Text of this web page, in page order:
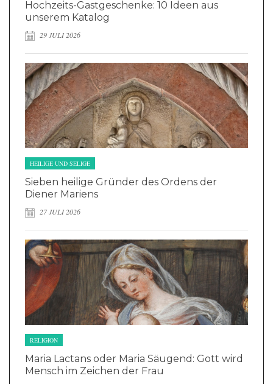
Hochzeits-Gastgeschenke: 10 Ideen aus
unserem Katalog
29 JULI 2026
HEILIGE UND SELIGE
Sieben heilige Gründer des Ordens der
Diener Mariens
27 JULI 2026
RELIGION
Maria Lactans oder Maria Säugend: Gott wird
Mensch im Zeichen der Frau